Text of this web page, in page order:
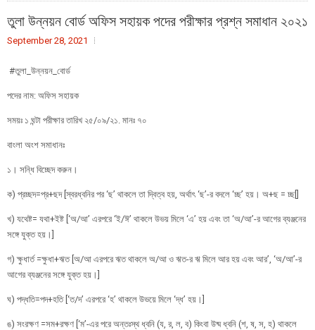
তুলা উন্নয়ন বোর্ড অফিস সহায়ক পদের পরীক্ষার প্রশ্ন সমাধান ২০২১
September 28, 2021
#তুলা_উন্নয়ন_বোর্ড
পদের নাম: অফিস সহায়ক
সময়ঃ ১ ঘন্টা পরীক্ষার তারিখ ২৫/০৯/২১. মানঃ ৭০
বাংলা অংশ সমাধানঃ
১। সন্ধি বিচ্ছেদ করুন।
ক) প্রচ্ছদ=প্র+ছদ [স্বরধ্বনির পর ‘ছ’ থাকলে তা দ্বিত্ব হয়, অর্থাৎ ‘ছ’-র বদলে ‘চ্ছ’ হয়। অ+ছ = চ্ছ[]
খ) যথেষ্ট= যথা+ইষ্ট [‘অ/আ’ এরপরে ‘ই/ঈ’ থাকলে উভয় মিলে ‘এ’ হয় এবং তা ‘অ/আ’-র আগের ব্যঞ্জনের
সঙ্গে যুক্ত হয়।]
গ) ক্ষুধার্ত =ক্ষুধা+ঋত [অ/আ এরপরে ঋত থাকলে অ/আ ও ঋত-র ঋ মিলে আর হয় এবং আর’, ‘অ/আ’-র
আগের ব্যঞ্জনের সঙ্গে যুক্ত হয়।]
ঘ) পদ্ধতি=পদ+হতি [‘ত/দ’ এরপরে ‘হ’ থাকলে উভয়ে মিলে ‘দ্ধ’ হয়।]
ঙ) সংরক্ষণ =সম+রক্ষণ [‘ম’-এর পরে অন্তঃস্থ ধ্বনি (য, র, ল, ব) কিংবা উষ্ম ধ্বনি (শ, ষ, স, হ) থাকলে